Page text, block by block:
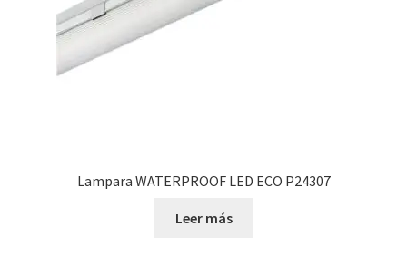
Lampara WATERPROOF LED ECO P24307
Leer más